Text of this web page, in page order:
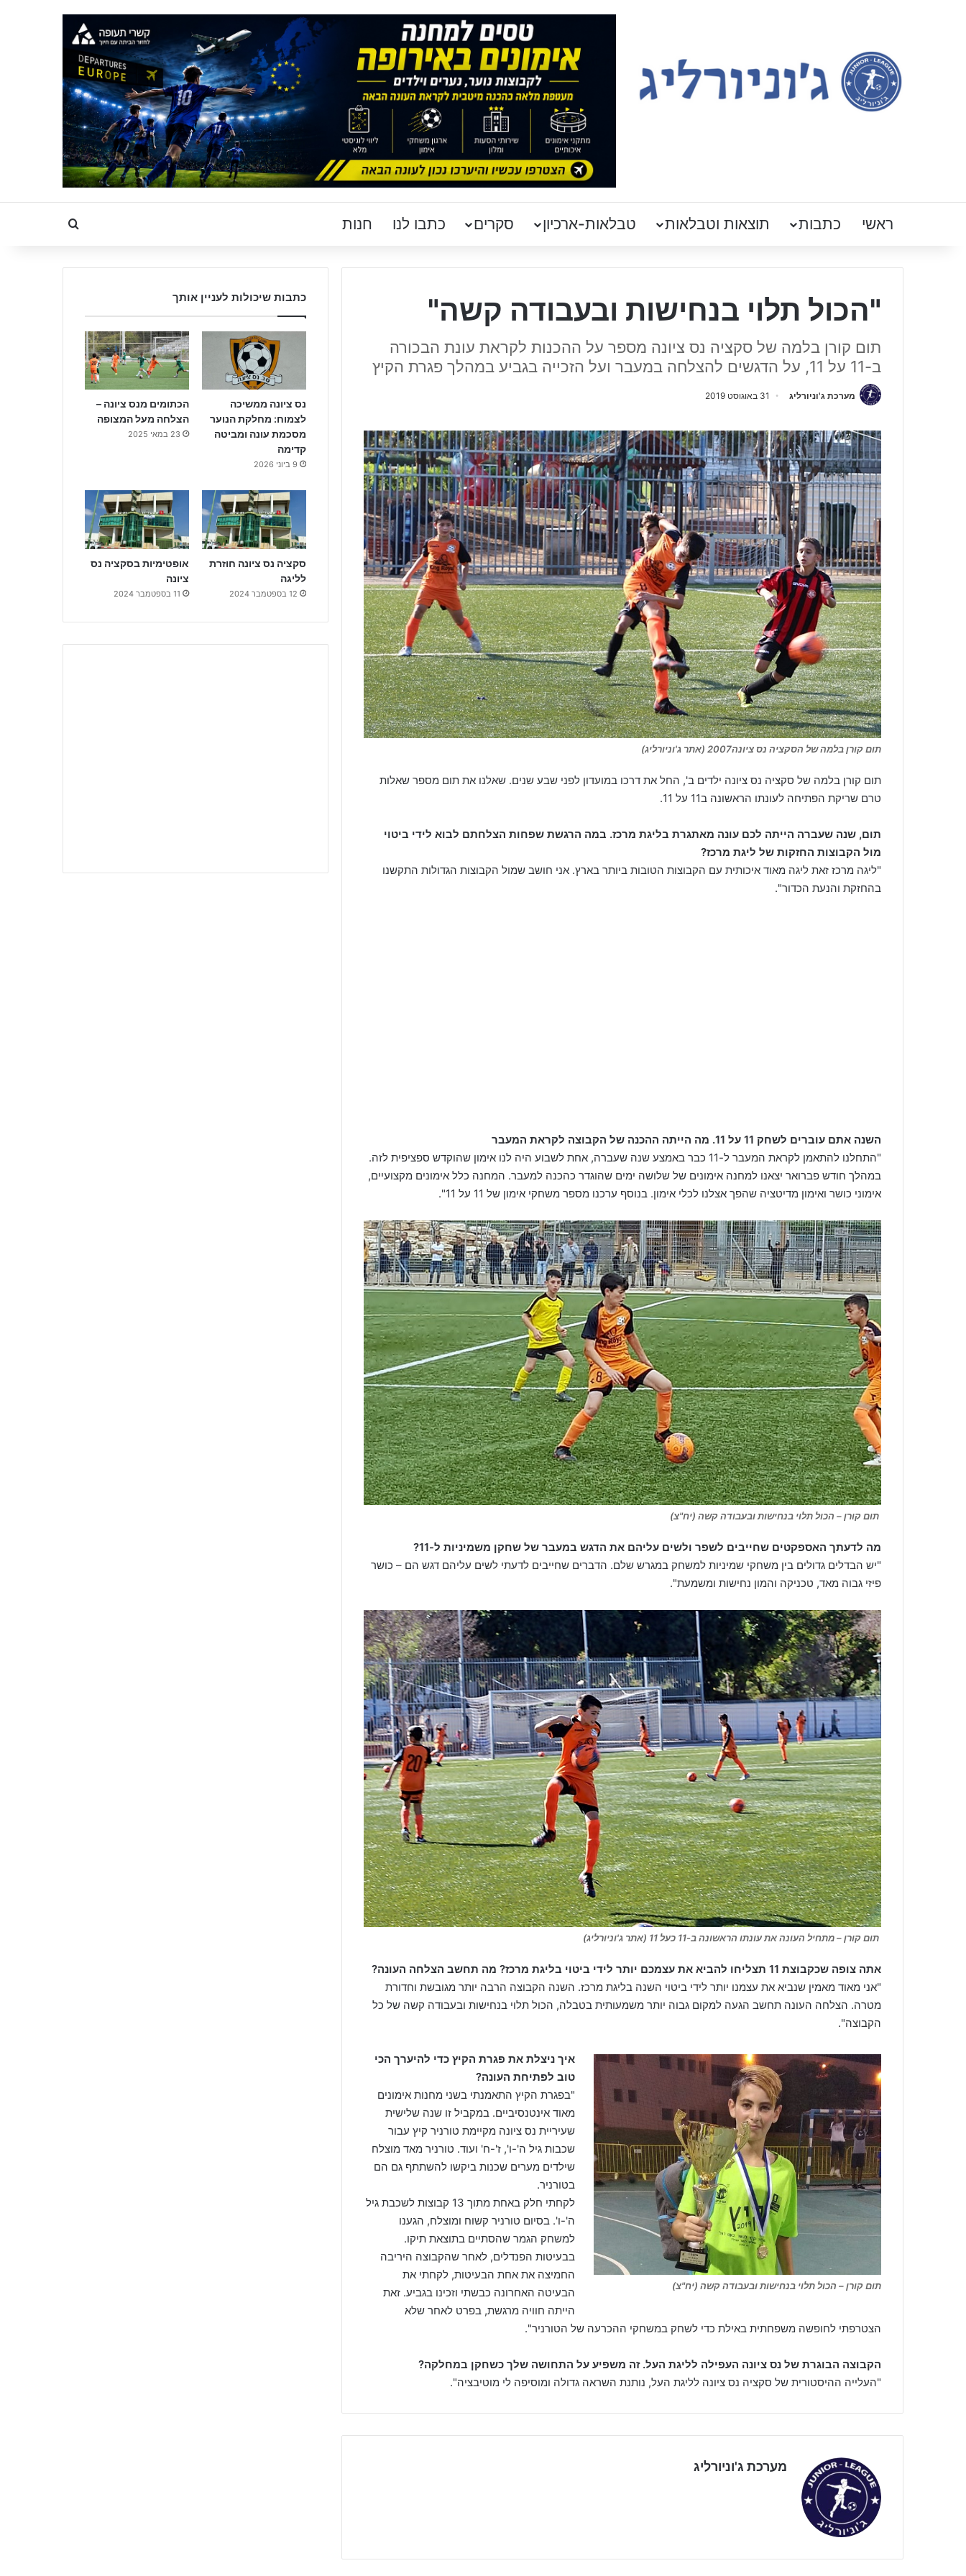
ראשי כתבות תוצאות וטבלאות טבלאות-ארכיון סקרים כתבו לנו חנות Search for
"הכול תלוי בנחישות ובעבודה קשה"
תום קורן בלמה של סקציה נס ציונה מספר על ההכנות לקראת עונת הבכורה
ב-11 על 11, על הדגשים להצלחה במעבר ועל הזכייה בגביע במהלך פגרת הקיץ
מערכת ג'וניורליג 31 באוגוסט 2019
תום קורן בלמה של הסקציה נס ציונה2007 (אתר ג'וניורליג)
תום קורן בלמה של סקציה נס ציונה ילדים ב', החל את דרכו במועדון לפני שבע שנים. שאלנו את תום מספר שאלות
טרם שריקת הפתיחה לעונתו הראשונה ב11 על 11.
תום, שנה שעברה הייתה לכם עונה מאתגרת בליגת מרכז. במה הרגשת שפחות הצלחתם לבוא לידי ביטוי
מול הקבוצות החזקות של ליגת מרכז?
"ליגה מרכז זאת ליגה מאוד איכותית עם הקבוצות הטובות ביותר בארץ. אני חושב שמול הקבוצות הגדולות התקשנו
בהחזקת והנעת הכדור".
השנה אתם עוברים לשחק 11 על 11. מה הייתה ההכנה של הקבוצה לקראת המעבר
"התחלנו להתאמן לקראת המעבר ל-11 כבר באמצע שנה שעברה, אחת לשבוע היה לנו אימון שהוקדש ספציפית לזה.
במהלך חודש פברואר יצאנו למחנה אימונים של שלושה ימים שהוגדר כהכנה למעבר. המחנה כלל אימונים מקצועיים,
אימוני כושר ואימון מדיטציה שהפך אצלנו לכלי אימון. בנוסף ערכנו מספר משחקי אימון של 11 על 11".
תום קורן – הכול תלוי בנחישות ובעבודה קשה (יח"צ)
מה לדעתך האספקטים שחייבים לשפר ולשים עליהם את הדגש במעבר של שחקן משמיניות ל-11?
"יש הבדלים גדולים בין משחקי שמיניות למשחק במגרש שלם. הדברים שחייבים לדעתי לשים עליהם דגש הם – כושר
פיזי גבוה מאד, טכניקה והמון נחישות ומשמעת".
תום קורן – מתחיל העונה את עונתו הראשונה ב-11 כעל 11 (אתר ג'וניורליג)
אתה צופה שכקבוצת 11 תצליחו להביא את עצמכם יותר לידי ביטוי בליגת מרכז? מה תחשב הצלחה העונה?
"אני מאוד מאמין שנביא את עצמנו יותר לידי ביטוי השנה בליגת מרכז. השנה הקבוצה הרבה יותר מגובשת וחדורת
מטרה. הצלחה העונה תחשב הגעה למקום גבוה יותר משמעותית בטבלה, הכול תלוי בנחישות ובעבודה קשה של כל
הקבוצה".
תום קורן – הכול תלוי בנחישות ובעבודה קשה (יח"צ)
איך ניצלת את פגרת הקיץ כדי להיערך הכי
טוב לפתיחת העונה?
"בפגרת הקיץ התאמנתי בשני מחנות אימונים
מאוד אינטנסיביים. במקביל זו שנה שלישית
שעיריית נס ציונה מקיימת טורניר קיץ עבור
שכבות גיל ה'-ו', ז'-ח' ועוד. טורניר מאד מוצלח
שילדים מערים שכנות ביקשו להשתתף גם הם
בטורניר.
לקחתי חלק באחת מתוך 13 קבוצות לשכבת גיל
ה'-ו'. בסיום טורניר קשוח ומוצלח, הגענו
למשחק הגמר שהסתיים בתוצאת תיקו.
בבעיטות הפנדלים, לאחר שהקבוצה היריבה
החמיצה את אחת הבעיטות, לקחתי את
הבעיטה האחרונה כבשתי וזכינו בגביע. זאת
הייתה חוויה מרגשת, בפרט לאחר שלא
הצטרפתי לחופשה משפחתית באילת כדי לשחק במשחקי ההכרעה של הטורניר".
הקבוצה הבוגרת של נס ציונה העפילה לליגת העל. זה משפיע על התחושה שלך כשחקן במחלקה?
"העלייה ההיסטורית של סקציה נס ציונה לליגת העל, נותנת השראה גדולה ומוסיפה לי מוטיבציה".
מערכת ג'וניורליג
כתבות שיכולות לעניין אותך
נס ציונה ממשיכה
לצמוח: מחלקת הנוער
מסכמת עונה ומביטה
קדימה
9 ביוני 2026
הכתומים מנס ציונה –
הצלחה מעל המצופה
23 במאי 2025
סקציה נס ציונה חוזרת
לליגה
12 בספטמבר 2024
אופטימיות בסקציה נס
ציונה
11 בספטמבר 2024